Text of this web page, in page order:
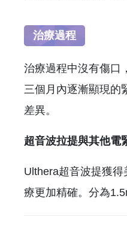
治療過程
治療過程中沒有傷口
三個月內逐漸顯現的
差異。
超音波拉提與其他電
Ulthera超音波提獲
療更加精確。分為